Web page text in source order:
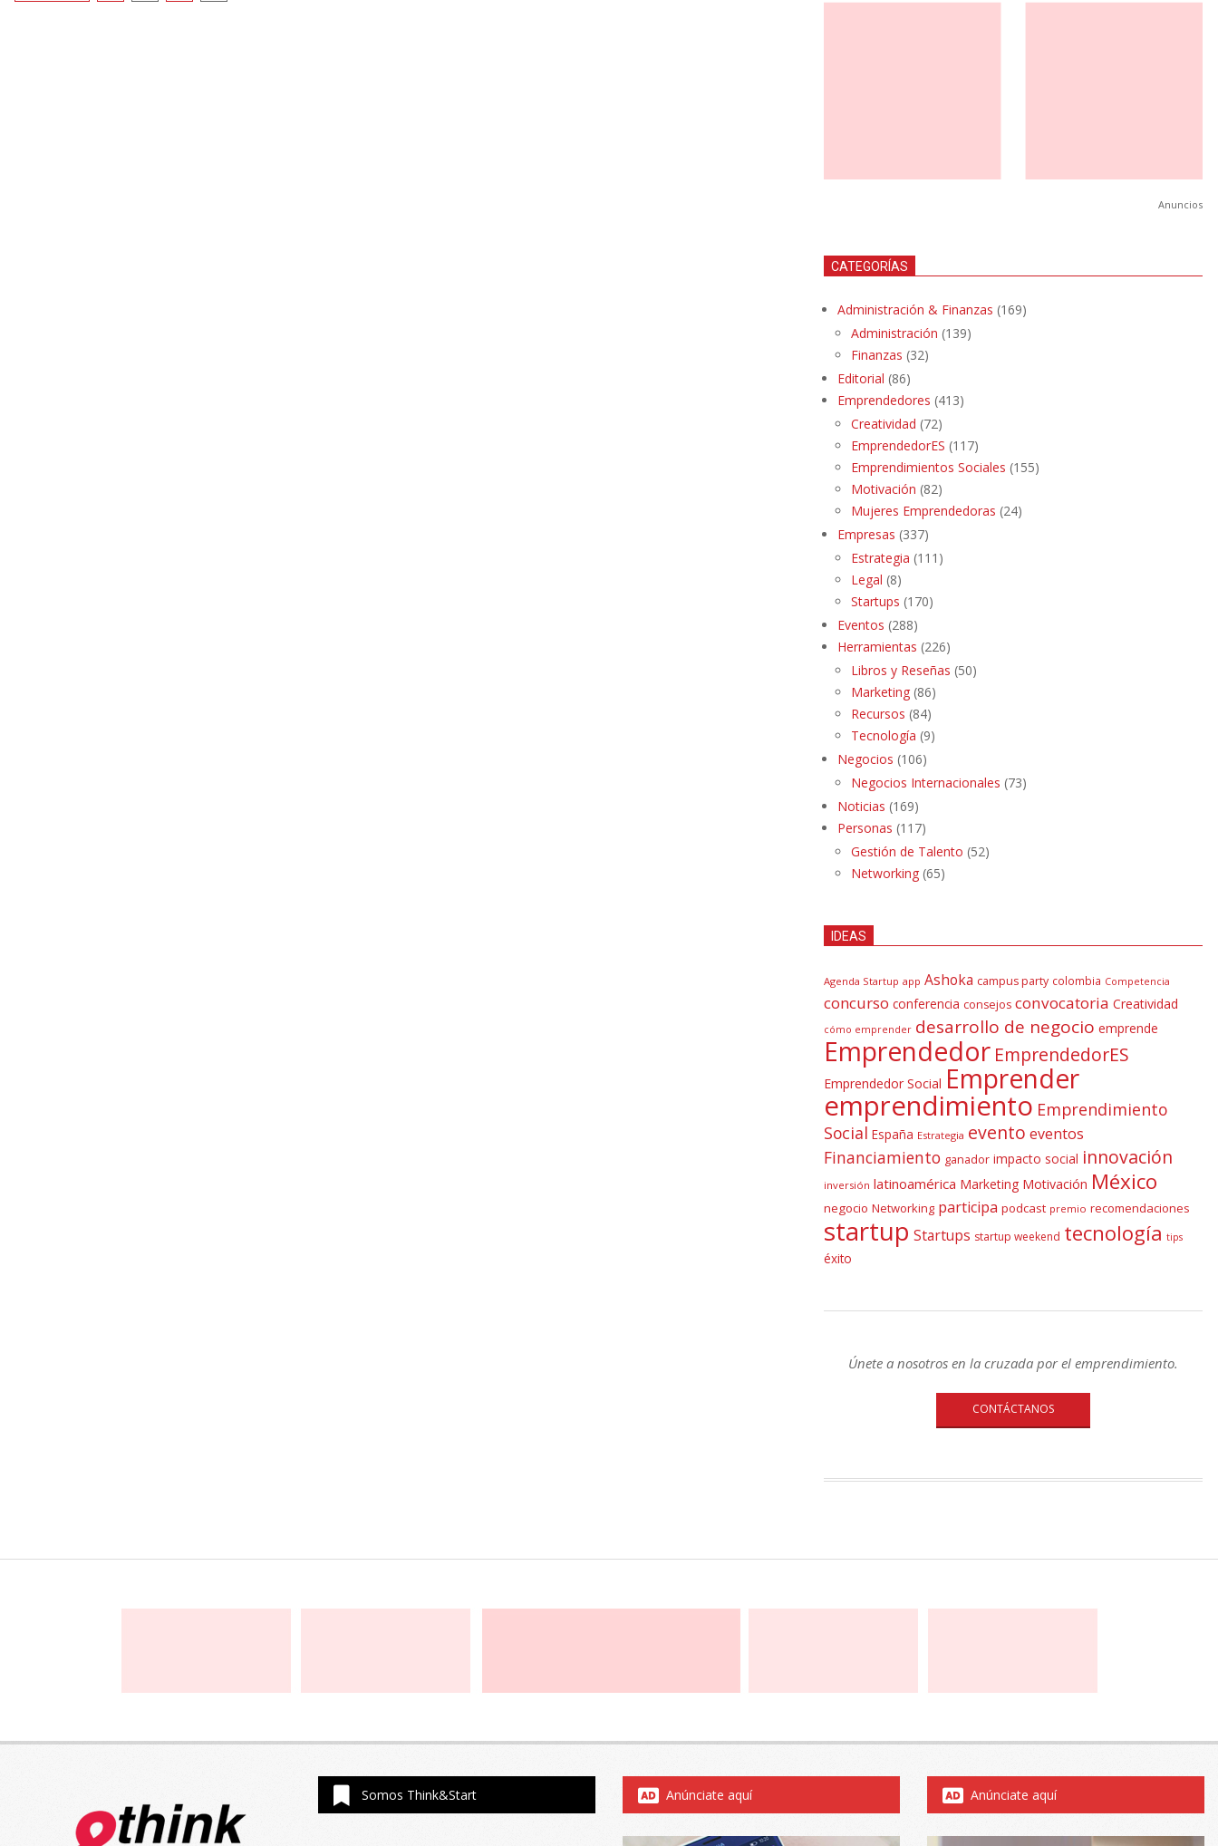
Anuncios
CATEGORÍAS
Administración & Finanzas (169)
Administración (139)
Finanzas (32)
Editorial (86)
Emprendedores (413)
Creatividad (72)
EmprendedorES (117)
Emprendimientos Sociales (155)
Motivación (82)
Mujeres Emprendedoras (24)
Empresas (337)
Estrategia (111)
Legal (8)
Startups (170)
Eventos (288)
Herramientas (226)
Libros y Reseñas (50)
Marketing (86)
Recursos (84)
Tecnología (9)
Negocios (106)
Negocios Internacionales (73)
Noticias (169)
Personas (117)
Gestión de Talento (52)
Networking (65)
IDEAS
Agenda Startup app Ashoka campus party colombia Competencia
concurso conferencia consejos convocatoria Creatividad
cómo emprender desarrollo de negocio emprende
Emprendedor EmprendedorES
Emprendedor Social Emprender
emprendimiento Emprendimiento
Social España Estrategia evento eventos
Financiamiento ganador impacto social innovación
inversión latinoamérica Marketing Motivación México
negocio Networking participa podcast premio recomendaciones
startup Startups startup weekend tecnología tips
éxito
Únete a nosotros en la cruzada por el emprendimiento.
CONTÁCTANOS
Somos Think&Start Anúnciate aquí Anúnciate aquí